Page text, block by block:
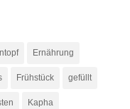
Ernährung
Frühstück gefüllt
Kapha